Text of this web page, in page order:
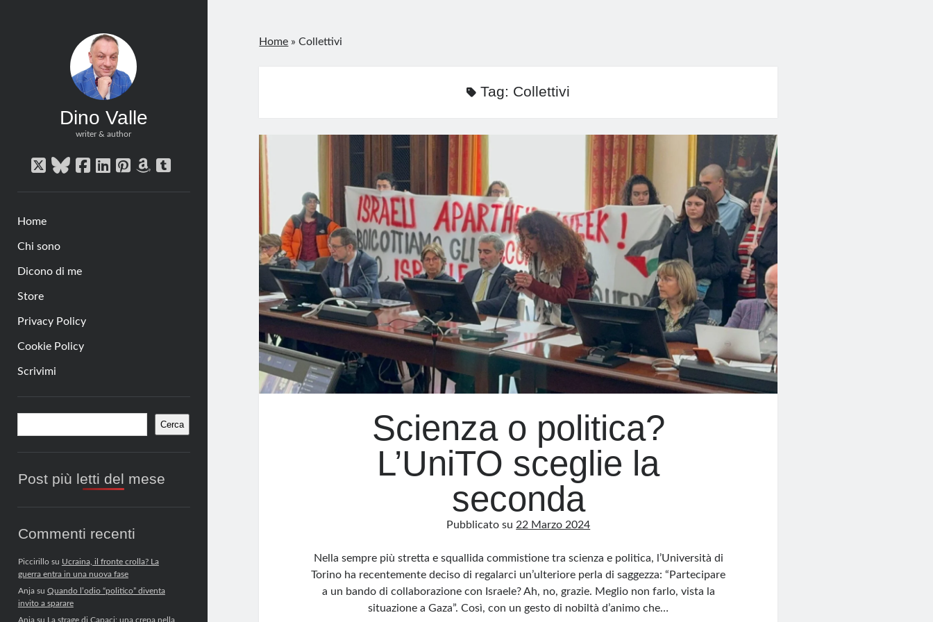
Dino Valle
writer & author
twitterbluesky
facebook
linkedin
pinterest
amazon
tumblr
Home
Chi sono
Dicono di me
Store
Privacy Policy
Cookie Policy
Scrivimi
Barra
laterale
Cerca
Post più letti del mese
Commenti recenti
Piccirillosu Ucraina, il fronte crolla? La
guerra entra in una nuova fase
Anjasu Quando l’odio “politico” diventa
invito a sparare
Anjasu La strage di Capaci: una crepa nella
Home »Collettivi
Tag: Collettivi
Scienza o politica?
L’UniTO sceglie la
seconda
Pubblicato su22 Marzo 2024
Nella sempre più stretta e squallida commistione tra scienza e politica, l’Università di
Torino ha recentemente deciso di regalarci un’ulteriore perla di saggezza: “Partecipare
a un bando di collaborazione con Israele? Ah, no, grazie. Meglio non farlo, vista la
situazione a Gaza”. Così, con un gesto di nobiltà d’animo che…